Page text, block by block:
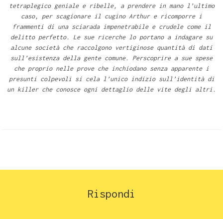
tetraplegico geniale e ribelle, a prendere in mano l’ultimo
caso, per scagionare il cugino Arthur e ricomporre i
frammenti di una sciarada impenetrabile e crudele come il
delitto perfetto. Le sue ricerche lo portano a indagare su
alcune società che raccolgono vertiginose quantità di dati
sull’esistenza della gente comune. Perscoprire a sue spese
che proprio nelle prove che inchiodano senza apparente i
presunti colpevoli si cela l’unico indizio sull’identità di
un killer che conosce ogni dettaglio delle vite degli altri.
Rispondi